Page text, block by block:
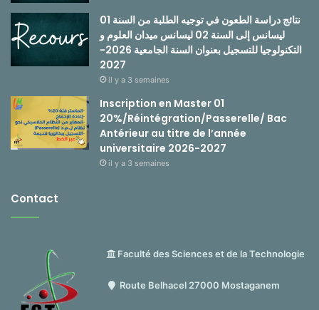
نتائج دراسة الطعون في توجيه الطلبة من السنة 01
ليسانس إلى السنة 02 ليسانس ميدان العلوم و
التكنولوجيا للتسجيل بعنوان السنة الجامعية 2026-
2027
il y a 3 semaines
Inscription en Master 01
20%/Réintégration/Passerelle/ Bac
Antérieur au titre de l’année
universitaire 2026-2027
il y a 3 semaines
Contact
Faculté des Sciences et de la Technologie
Route Belhacel 27000 Mostaganem